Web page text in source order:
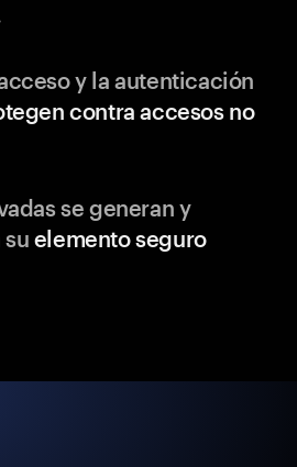
y la autenticación
contra accesos no
se generan y
su elemento seguro